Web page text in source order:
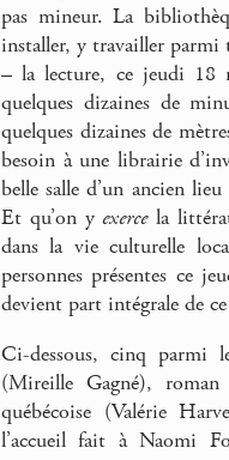
pas mineur. La
installer, y travailler parmi
– la lecture, ce jeudi 18
quelques dizaines de
quelques dizaines de
besoin à une librairie
belle salle d’un ancien
Et qu’on yexercela
dans la vie culturelle
personnes présentes ce
devient part intégrale de
Ci-dessous, cinq parmi
(Mireille Gagné),
québécoise (Valérie
l’accueil fait à Naomi